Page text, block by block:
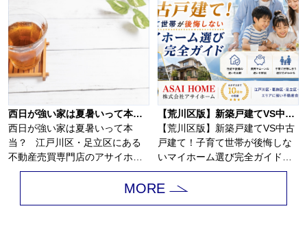
西日が強い家は夏暑いって本当？
西日が強い家は夏暑いって本
当？ 江戸川区・足立区にある
不動産売買専門店のアサイホ
ー...
【荒川区版】新築戸建てVS中古戸建て！子育て世帯が後悔しないマイホーム選び完全ガイド！！
【荒川区版】新築戸建てVS中古
戸建て！子育て世帯が後悔しな
いマイホーム選び完全ガイド！
荒川区で新築戸...
MORE